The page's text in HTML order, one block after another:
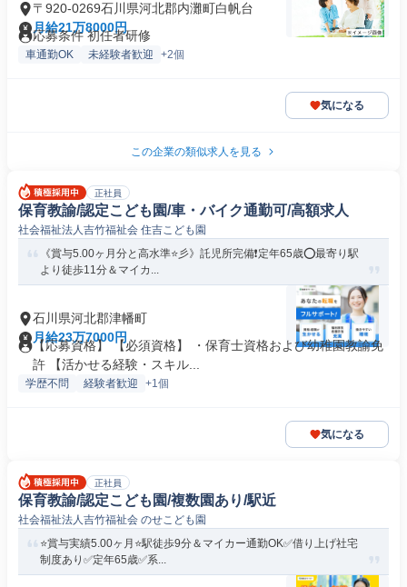
〒920-0269石川県河北郡内灘町白帆台
月給21万8000円
応募条件 初任者研修
車通勤OK 未経験者歓迎 +2個
気になる
この企業の類似求人を見る
正社員
保育教諭/認定こども園/車・バイク通勤可/高額求人
社会福祉法人吉竹福祉会 住吉こども園
《賞与5.00ヶ月分と高水準⭐彡》託児所完備❗️定年65歳⭕最寄り駅
より徒歩11分＆マイカ...
石川県河北郡津幡町
月給23万7000円
【応募資格】 【必須資格】 ・保育士資格および幼稚園教諭免
許 【活かせる経験・スキル...
学歴不問 経験者歓迎 +1個
気になる
正社員
保育教諭/認定こども園/複数園あり/駅近
社会福祉法人吉竹福祉会 のせこども園
⭐賞与実績5.00ヶ月⭐駅徒歩9分＆マイカー通勤OK✅借り上げ社宅
制度あり✅定年65歳✅系...